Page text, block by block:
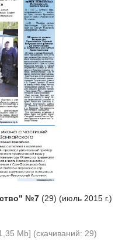
№7 (29) (июль 2015 г.)
Mb] (cкачиваний: 29)